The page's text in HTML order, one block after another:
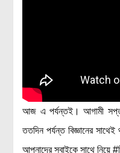
আজ এ পর্যন্তই। আগামী
ততদিন পর্যন্ত বিজ্ঞানের
আপনাদের সবাইকে সাথে নিয়ে